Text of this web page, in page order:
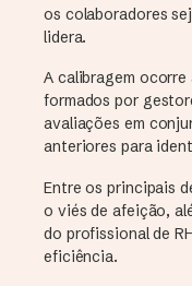
os colaboradores
lidera.
A calibragem
formados por
avaliações em
anteriores para
Entre os principais
o viés de afeição,
do profissional de
eficiência.